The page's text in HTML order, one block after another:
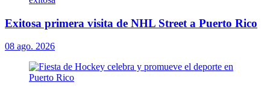
Exitosa primera visita de NHL Street a Puerto Rico
08 ago. 2026